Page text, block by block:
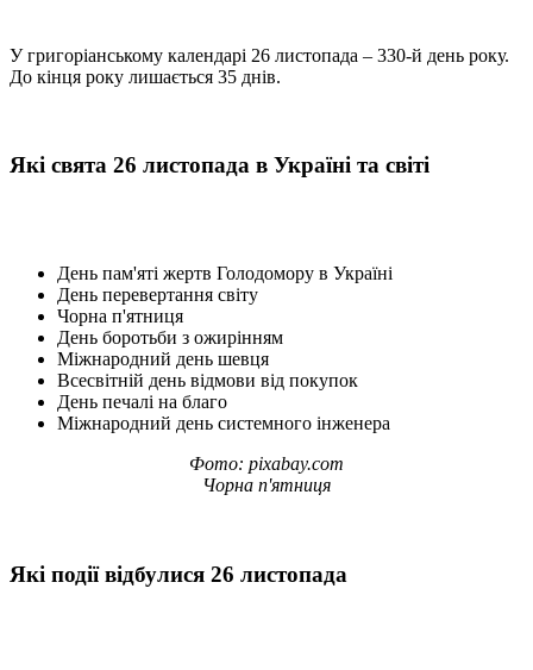
У григоріанському календарі 26 листопада – 330-й день року.
До кінця року лишається 35 днів.
Які свята 26 листопада в Україні та світі
День пам'яті жертв Голодомору в Україні
День перевертання світу
Чорна п'ятниця
День боротьби з ожирінням
Міжнародний день шевця
Всесвітній день відмови від покупок
День печалі на благо
Міжнародний день системного інженера
Фото: pixabay.com
Чорна п'ятниця
Які події відбулися 26 листопада